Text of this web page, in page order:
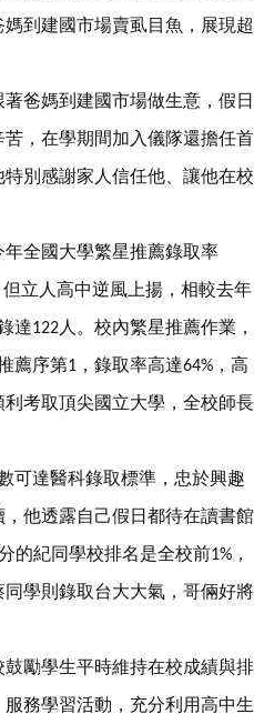
到建國市場賣虱目魚，展現超
爸媽到建國市場做生意，假日
，在學期間加入儀隊還擔任首
別感謝家人信任他、讓他在校
全國大學繁星推薦錄取率
但立人高中逆風上揚，相較去年
達122人。校內繁星推薦作業，
薦序第1 ，錄取率高達64% ，高
利考取頂尖國立大學，全校師長
可達醫科錄取標準，忠於興趣
他透露自己假日都待在讀書館
的紀同學校排名是全校前1% ，
學則錄取台大大氣，哥倆好將
勵學生平時維持在校成績與排
務學習活動，充分利用高中生